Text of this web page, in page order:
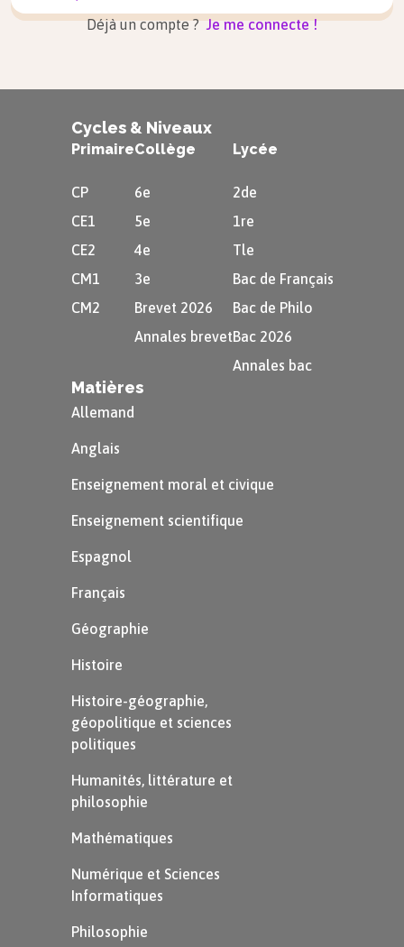
Déjà un compte ? Je me connecte !
Cycles & Niveaux
Primaire
CP
CE1
CE2
CM1
CM2
Collège
6e
5e
4e
3e
Brevet 2026
Annales brevet
Lycée
2de
1re
Tle
Bac de Français
Bac de Philo
Bac 2026
Annales bac
Matières
Allemand
Anglais
Enseignement moral et civique
Enseignement scientifique
Espagnol
Français
Géographie
Histoire
Histoire-géographie,
géopolitique et sciences
politiques
Humanités, littérature et
philosophie
Mathématiques
Numérique et Sciences
Informatiques
Philosophie